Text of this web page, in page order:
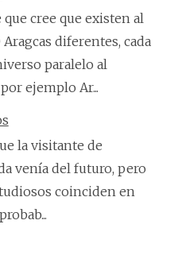
que cree que existen al
diferentes, cada
paralelo al
ejemplo Ar...
la visitante de
venía del futuro, pero
coinciden en